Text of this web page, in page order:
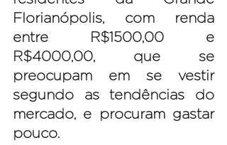
Florianópolis, com renda
entre R$1500,00 e
R$4000,00, que se
preocupam em se vestir
segundo as tendências do
mercado, e procuram gastar
pouco.